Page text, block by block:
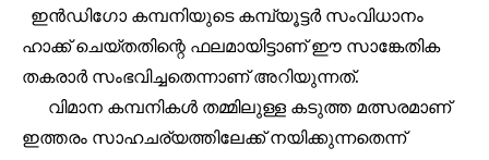
safe with us.
32,111 32,214 11,243
ഇൻഡിഗോ കമ്പനിയുടെ കമ്പ്യൂട്ടർ സംവിധാനം
ഹാക്ക് ചെയ്തതിന്റെ ഫലമായിട്ടാണ് ഈ സാങ്കേതിക
തകരാർ സംഭവിച്ചതെന്നാണ് അറിയുന്നത്.
വിമാന കമ്പനികൾ തമ്മിലുള്ള കടുത്ത മത്സരമാണ്
ഇത്തരം സാഹചര്യത്തിലേക്ക് നയിക്കുന്നതെന്ന്